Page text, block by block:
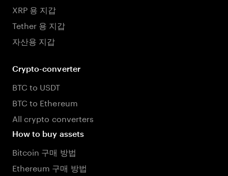
XRP 용 지갑
Tether 용 지갑
자산용 지갑
Crypto-converter
BTC to USDT
BTC to Ethereum
All crypto converters
How to buy assets
Bitcoin 구매 방법
Ethereum 구매 방법